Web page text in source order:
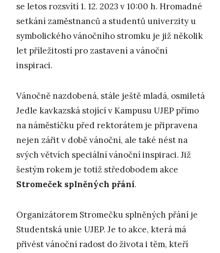
se letos rozsvítí 1. 12. 2023 v 10:00 h. Hromadné
setkání zaměstnanců a studentů univerzity u
symbolického vánočního stromku je již několik
let příležitostí pro zastavení a vánoční
inspiraci.
Vánočně nazdobená, stále ještě mladá, osmiletá
Jedle kavkazská stojící v Kampusu UJEP přímo
na náměstíčku před rektorátem je připravena
nejen zářit v době vánoční, ale také nést na
svých větvích speciální vánoční inspiraci. Již
šestým rokem je totiž středobodem akce
Stromeček splněných přání.
Organizátorem Stromečku splněných přání je
Studentská unie UJEP. Je to akce, která má
přivést vánoční radost do života i těm, kteří